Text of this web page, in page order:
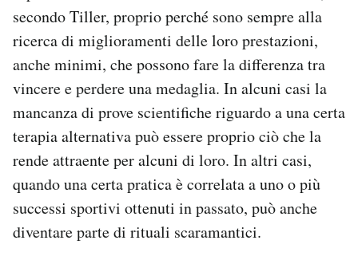
secondo Tiller, proprio perché sono sempre alla
ricerca di miglioramenti delle loro prestazioni,
anche minimi, che possono fare la differenza tra
vincere e perdere una medaglia. In alcuni casi la
mancanza di prove scientifiche riguardo a una certa
terapia alternativa può essere proprio ciò che la
rende attraente per alcuni di loro. In altri casi,
quando una certa pratica è correlata a uno o più
successi sportivi ottenuti in passato, può anche
diventare parte di rituali scaramantici.